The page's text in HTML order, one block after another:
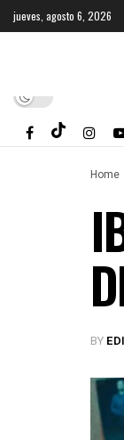
jueves, agosto 6, 2026
Home
BY